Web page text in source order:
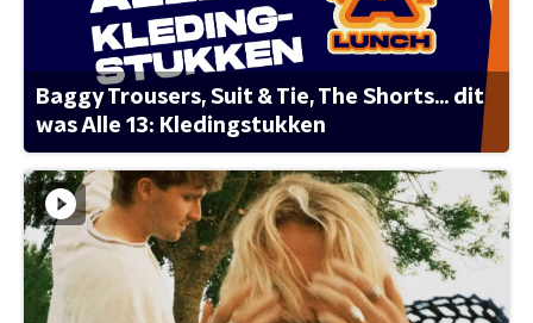
Baggy Trousers, Suit & Tie, The Shorts... dit
was Alle 13: Kledingstukken